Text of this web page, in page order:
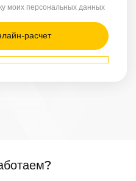
моих персональных данных